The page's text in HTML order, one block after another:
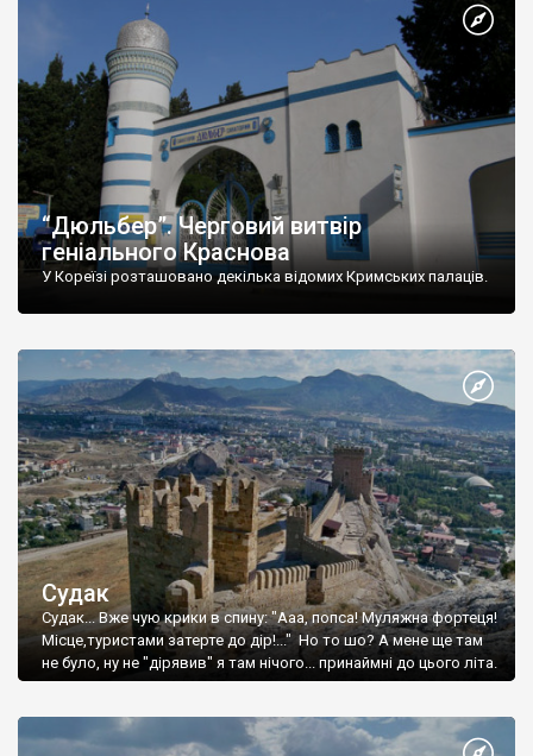
“Дюльбер”. Черговий витвір
геніального Краснова
У Кореїзі розташовано декілька відомих Кримських палаців.
Судак
Судак... Вже чую крики в спину: "Ааа, попса! Муляжна фортеця!
Місце,туристами затерте до дір!..." Но то шо? А мене ще там
не було, ну не "дірявив" я там нічого... принаймні до цього літа.